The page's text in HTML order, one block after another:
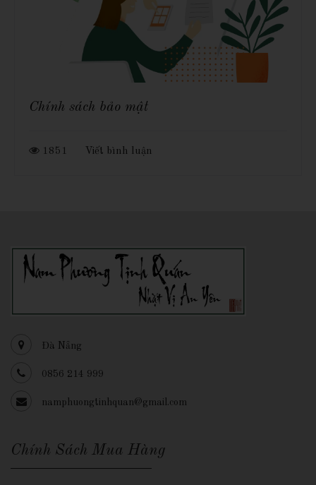
Chính sách bảo mật
1851 Viết bình luận
Đà Nẵng
0856 214 999
namphuongtinhquan@gmail.com
Chính Sách Mua Hàng